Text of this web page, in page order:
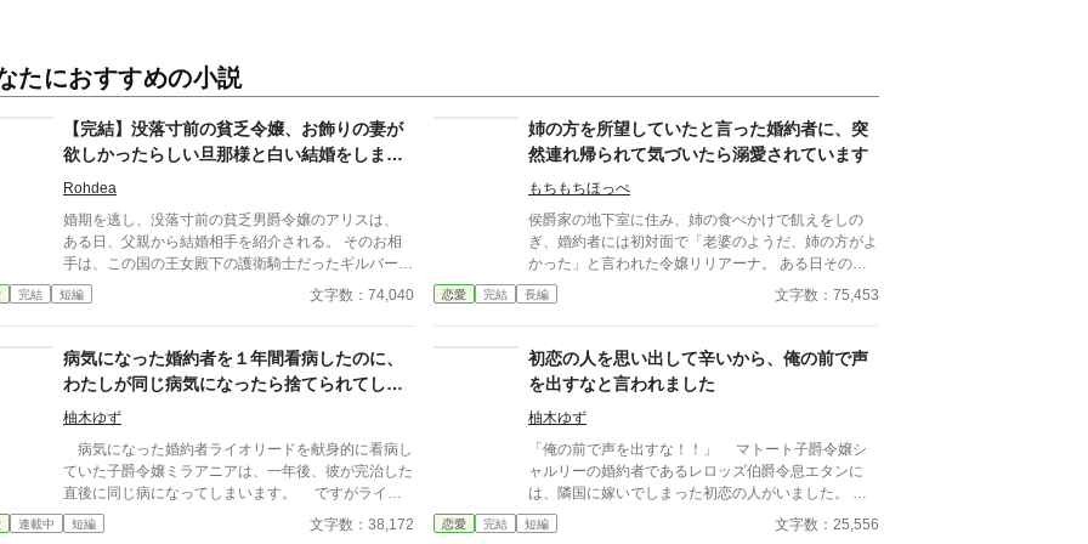
たにおすすめの小説
【完結】没落寸前の貧乏令嬢、お飾りの妻が
欲しかったらしい旦那様と白い結婚をしまし
たら
Rohdea
婚期を逃し、没落寸前の貧乏男爵令嬢のアリスは、
ある日、父親から結婚相手を紹介される。 そのお相
手は、この国の王女殿下の護衛騎士だったギルバー
ト。 彼は最近、とある事情で王女の護衛騎士を辞め
て実家の爵位を継いでいた。 そんな彼が何故、借金
ら、 どうやら、彼は“お飾りの妻”を求めていたらし
い。 (なるほど……そういう事だったのね) 彼の事情
を理解した(つもり)のアリスは、その結婚を受け入れ
る事にした。 そうして始まった二人の“白い結婚”生
活……これは思っていたよりうまくいっている？
と、思ったものの、 何故かギルバートの元、主人で
もあり、 彼の想い人である(はずの)王女殿下が妙な動
きをし始めて……
完結 短編 文字数：74,040
姉の方を所望していたと言った婚約者に、突
然連れ帰られて気づいたら溺愛されています
もちもちほっぺ
侯爵家の地下室に住み、姉の食べかけで飢えをしの
ぎ、婚約者には初対面で「老婆のようだ、姉の方がよ
かった」と言われた令嬢リリアーナ。 ある日その婚
約者に問答無用で公爵邸に連れ帰られた。 庭の恵み
を口にするたびに肌が輝き、髪が艶めき、体に力が満
不作の真実、虐げられ続けた令嬢の出生の謎。 全て
が明かされる時、地下室令嬢の逆転劇が始まる。 な
お婚約者は今日も庭でグルメリポートを最後まで聞い
ている。
恋愛 完結 長編 文字数：75,453
病気になった婚約者を１年間看病したのに、
わたしが同じ病気になったら捨てられてしま
いました
柚木ゆず
病気になった婚約者ライオリードを献身的に看病し
ていた子爵令嬢ミラアニアは、一年後、彼が完治した
直後に同じ病になってしまいます。 ですがライオ
リードは一切看病をせず、それどころかベッドから動
けないミラアニアを邪魔者扱いして婚約を解消してし
連載中 短編 文字数：38,172
初恋の人を思い出して辛いから、俺の前で声
を出すなと言われました
柚木ゆず
「俺の前で声を出すな！！」 マトート子爵令嬢シ
ャルリーの婚約者であるレロッズ伯爵令息エタンに
は、隣国に嫁いでしまった初恋の人がいました。
シャルリーの声はその女性とそっくりで、聞いている
と恋人になれなかったその人のことを思い出してしま
恋愛 完結 短編 文字数：25,556